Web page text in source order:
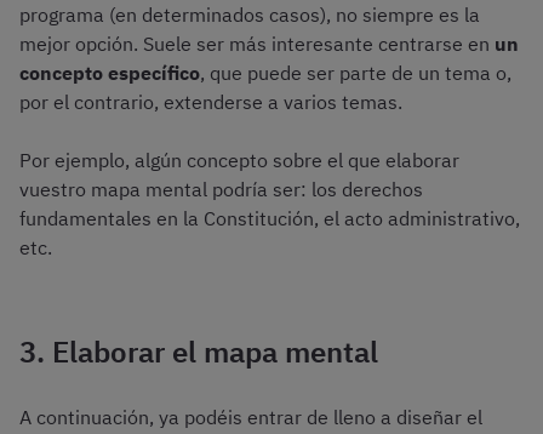
programa (en determinados casos), no siempre es la
mejor opción. Suele ser más interesante centrarse en un
concepto específico, que puede ser parte de un tema o,
por el contrario, extenderse a varios temas.
Por ejemplo, algún concepto sobre el que elaborar
vuestro mapa mental podría ser: los derechos
fundamentales en la Constitución, el acto administrativo,
etc.
3. Elaborar el mapa mental
A continuación, ya podéis entrar de lleno a diseñar el